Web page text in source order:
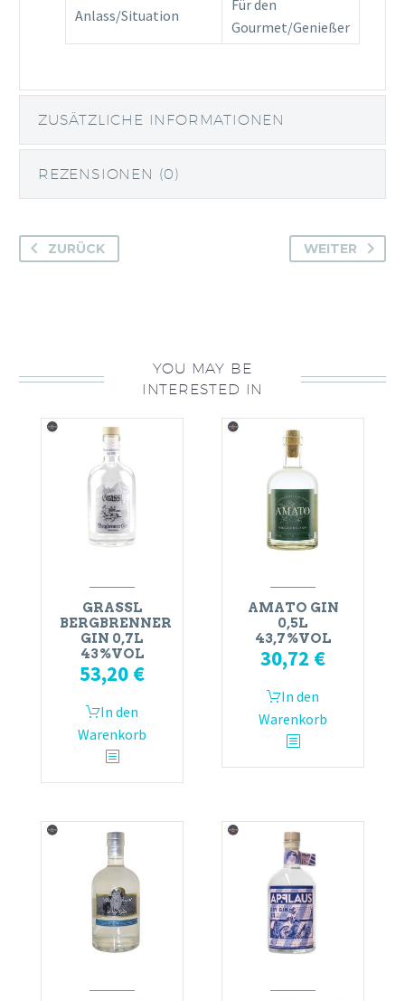
Anlass/Situation
Für den
Gourmet/Genießer
ZUSÄTZLICHE INFORMATIONEN
REZENSIONEN (0)
ZURÜCK WEITER
YOU MAY BE
INTERESTED IN
GRASSL
BERGBRENNER
GIN 0,7L
43%VOL
53,20 €
In den
Warenkorb
AMATO GIN
0,5L
43,7%VOL
30,72 €
In den
Warenkorb